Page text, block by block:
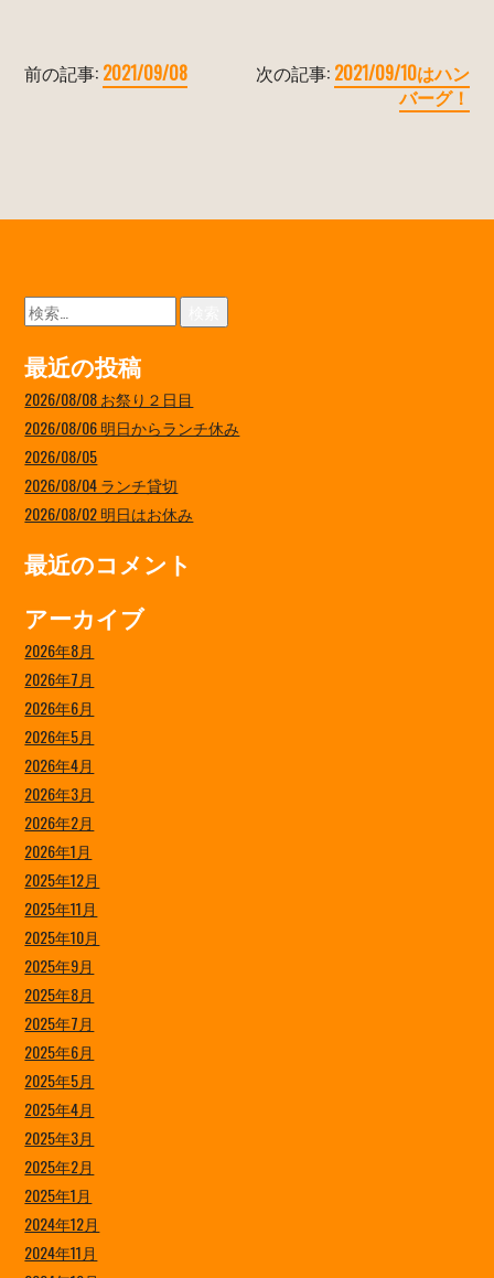
前の記事: 2021/09/08 次の記事: 2021/09/10はハン
バーグ！
検
索:
最近の投稿
2026/08/08 お祭り２日目
2026/08/06 明日からランチ休み
2026/08/05
2026/08/04 ランチ貸切
2026/08/02 明日はお休み
最近のコメント
アーカイブ
2026年8月
2026年7月
2026年6月
2026年5月
2026年4月
2026年3月
2026年2月
2026年1月
2025年12月
2025年11月
2025年10月
2025年9月
2025年8月
2025年7月
2025年6月
2025年5月
2025年4月
2025年3月
2025年2月
2025年1月
2024年12月
2024年11月